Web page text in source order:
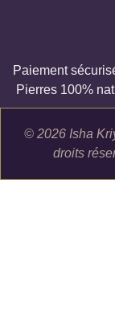
Paiement
Pierres 100%
© 2026 Isha
droits